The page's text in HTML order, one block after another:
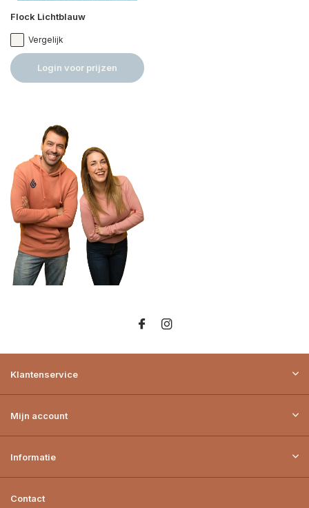
Flock Lichtblauw
Vergelijk
Login voor prijzen
Klantenservice
Mijn account
Informatie
Contact